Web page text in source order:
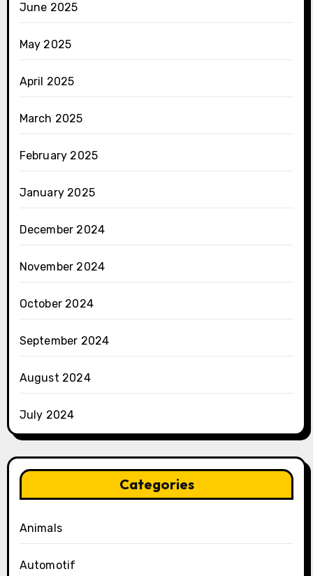
June 2025
May 2025
April 2025
March 2025
February 2025
January 2025
December 2024
November 2024
October 2024
September 2024
August 2024
July 2024
Categories
Animals
Automotif